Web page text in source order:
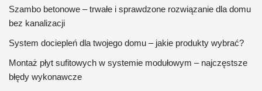
Szambo betonowe – trwałe i sprawdzone rozwiązanie dla domu
bez kanalizacji
System dociepleń dla twojego domu – jakie produkty wybrać?
Montaż płyt sufitowych w systemie modułowym – najczęstsze
błędy wykonawcze